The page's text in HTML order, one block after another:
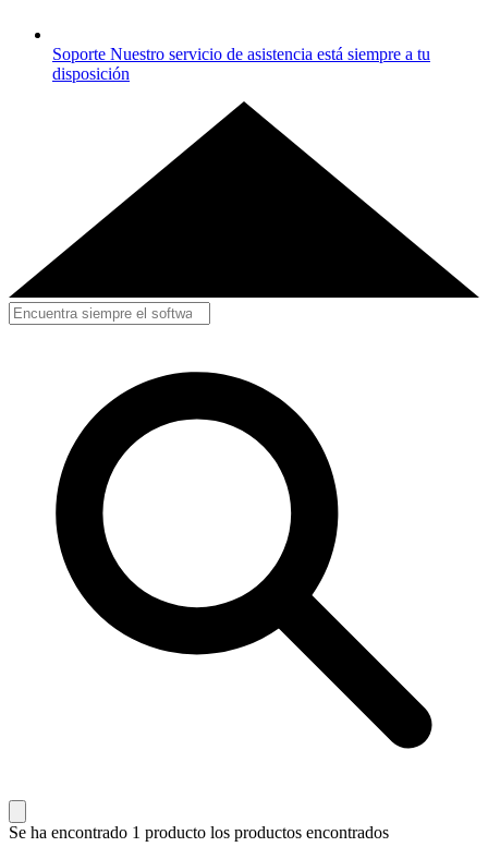
Soporte Nuestro servicio de asistencia está siempre a tu
disposición
Se ha encontrado 1 producto los productos encontrados